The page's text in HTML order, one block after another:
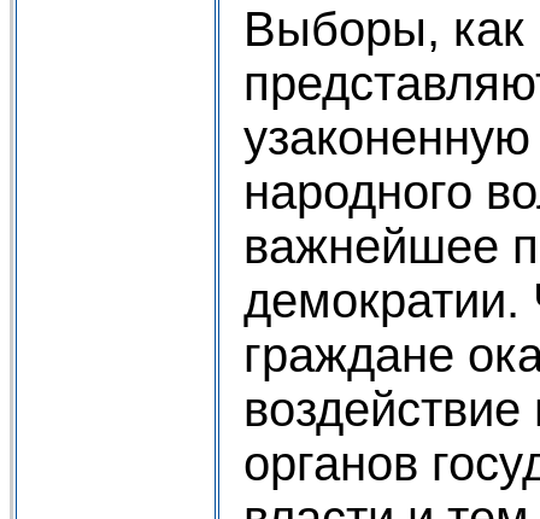
Выборы,
народного
важнейшее
граждане
органов